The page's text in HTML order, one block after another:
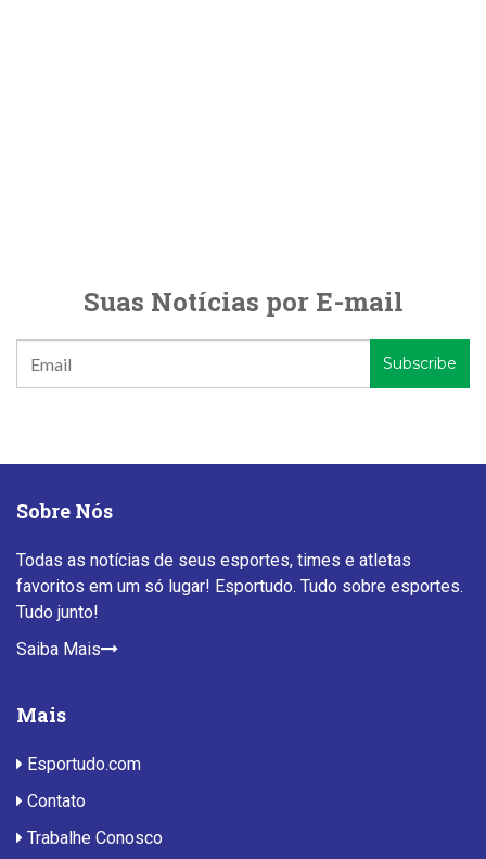
Suas Notícias por E-mail
Sobre Nós
Todas as notícias de seus esportes, times e atletas
favoritos em um só lugar! Esportudo. Tudo sobre esportes.
Tudo junto!
Saiba Mais
Mais
Esportudo.com
Contato
Trabalhe Conosco